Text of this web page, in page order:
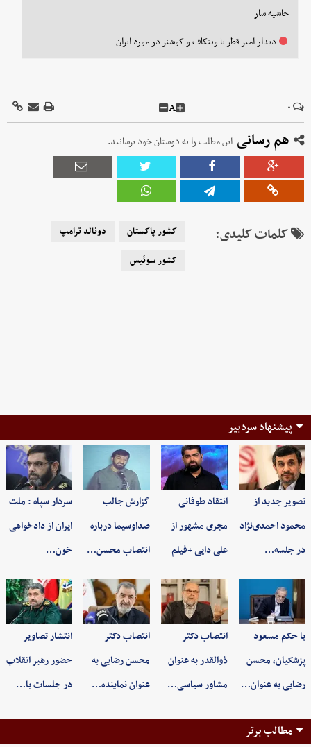
حاشیه ساز
دیدار امیر قطر با ویتکاف و کوشنر در مورد ایران
۰ A
هم رسانی این مطلب را به دوستان خود برسانید.
کلمات کلیدی: کشور پاکستان
دونالد ترامپ
کشور سوئیس
پیشنهاد سردبیر
تصویر جدید از
محمود احمدی‌نژاد
در جلسه…
انتقاد طوفانی
مجری مشهور از
علی دایی +فیلم
گزارش جالب
صداوسیما درباره
انتصاب محسن…
سردار سپاه : ملت
ایران از دادخواهی
خون…
با حکم مسعود
پزشکیان، محسن
رضایی به عنوان…
انتصاب دکتر
ذوالقدر به عنوان
مشاور سیاسی…
انتصاب دکتر
محسن رضایی به
عنوان نماینده…
انتشار تصاویر
حضور رهبر انقلاب
در جلسات با…
مطالب برتر